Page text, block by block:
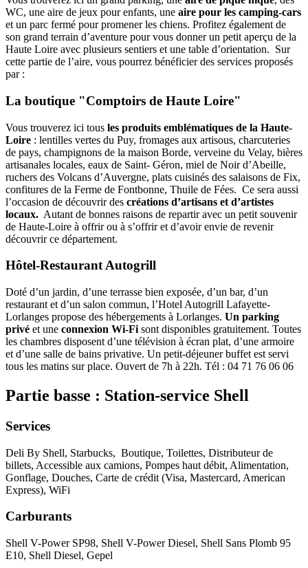
WC, une aire de jeux pour enfants, une aire pour les camping-cars
et un parc fermé pour promener les chiens. Profitez également de
son grand terrain d’aventure pour vous donner un petit aperçu de la
Haute Loire avec plusieurs sentiers et une table d’orientation. Sur
cette partie de l’aire, vous pourrez bénéficier des services proposés
par :
La boutique "Comptoirs de Haute Loire"
Vous trouverez ici tous les produits emblématiques de la Haute-
Loire : lentilles vertes du Puy, fromages aux artisous, charcuteries
de pays, champignons de la maison Borde, verveine du Velay, bières
artisanales locales, eaux de Saint- Géron, miel de Noir d’Abeille,
ruchers des Volcans d’Auvergne, plats cuisinés des salaisons de Fix,
confitures de la Ferme de Fontbonne, Thuile de Fées. Ce sera aussi
l’occasion de découvrir des créations d’artisans et d’artistes
locaux. Autant de bonnes raisons de repartir avec un petit souvenir
de Haute-Loire à offrir ou à s’offrir et d’avoir envie de revenir
découvrir ce département.
Hôtel-Restaurant Autogrill
Doté d’un jardin, d’une terrasse bien exposée, d’un bar, d’un
restaurant et d’un salon commun, l’Hotel Autogrill Lafayette-
Lorlanges propose des hébergements à Lorlanges. Un parking
privé et une connexion Wi-Fi sont disponibles gratuitement. Toutes
les chambres disposent d’une télévision à écran plat, d’une armoire
et d’une salle de bains privative. Un petit-déjeuner buffet est servi
tous les matins sur place. Ouvert de 7h à 22h. Tél : 04 71 76 06 06
Partie basse : Station-service Shell
Services
Deli By Shell, Starbucks, Boutique, Toilettes, Distributeur de
billets, Accessible aux camions, Pompes haut débit, Alimentation,
Gonflage, Douches, Carte de crédit (Visa, Mastercard, American
Express), WiFi
Carburants
Shell V-Power SP98, Shell V-Power Diesel, Shell Sans Plomb 95
E10, Shell Diesel, Gepel